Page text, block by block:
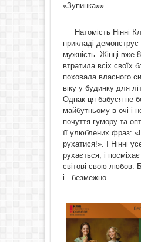
«Зупинка»»
Натомість Нінні
прикладі
мужність. Жінці вже
втратила всіх своїх
поховала власного
віку у будинку для
Однак ця бабуся не
майбутньому в очі і
почуття гумору та
її улюблених фраз:
рухатися!». І Нінні
рухається, і
світові свою любов.
і.. безмежно.